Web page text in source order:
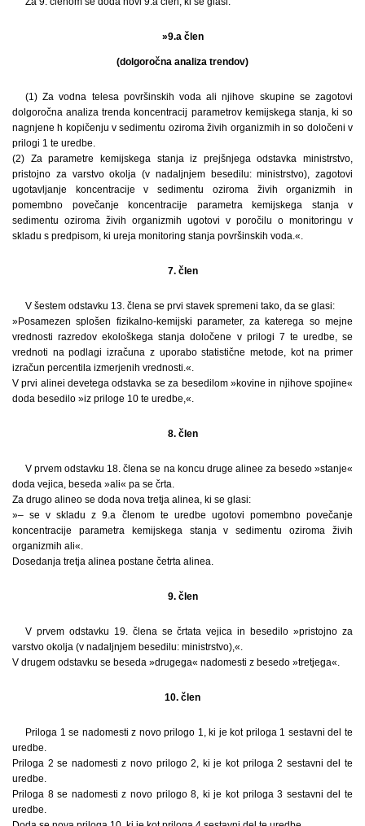
»9.a člen
(dolgoročna analiza trendov)
(1) Za vodna telesa površinskih voda ali njihove skupine se zagotovi
dolgoročna analiza trenda koncentracij parametrov kemijskega stanja, ki so
nagnjene h kopičenju v sedimentu oziroma živih organizmih in so določeni v
prilogi 1 te uredbe.
(2) Za parametre kemijskega stanja iz prejšnjega odstavka ministrstvo,
pristojno za varstvo okolja (v nadaljnjem besedilu: ministrstvo), zagotovi
ugotavljanje koncentracije v sedimentu oziroma živih organizmih in
pomembno povečanje koncentracije parametra kemijskega stanja v
sedimentu oziroma živih organizmih ugotovi v poročilu o monitoringu v
skladu s predpisom, ki ureja monitoring stanja površinskih voda.«.
7. člen
V šestem odstavku 13. člena se prvi stavek spremeni tako, da se glasi:
»Posamezen splošen fizikalno-kemijski parameter, za katerega so mejne
vrednosti razredov ekološkega stanja določene v prilogi 7 te uredbe, se
vrednoti na podlagi izračuna z uporabo statistične metode, kot na primer
izračun percentila izmerjenih vrednosti.«.
V prvi alinei devetega odstavka se za besedilom »kovine in njihove spojine«
doda besedilo »iz priloge 10 te uredbe,«.
8. člen
V prvem odstavku 18. člena se na koncu druge alinee za besedo »stanje«
doda vejica, beseda »ali« pa se črta.
Za drugo alineo se doda nova tretja alinea, ki se glasi:
»– se v skladu z 9.a členom te uredbe ugotovi pomembno povečanje
koncentracije parametra kemijskega stanja v sedimentu oziroma živih
organizmih ali«.
Dosedanja tretja alinea postane četrta alinea.
9. člen
V prvem odstavku 19. člena se črtata vejica in besedilo »pristojno za
varstvo okolja (v nadaljnjem besedilu: ministrstvo),«.
V drugem odstavku se beseda »drugega« nadomesti z besedo »tretjega«.
10. člen
Priloga 1 se nadomesti z novo prilogo 1, ki je kot priloga 1 sestavni del te
uredbe.
Priloga 2 se nadomesti z novo prilogo 2, ki je kot priloga 2 sestavni del te
uredbe.
Priloga 8 se nadomesti z novo prilogo 8, ki je kot priloga 3 sestavni del te
uredbe.